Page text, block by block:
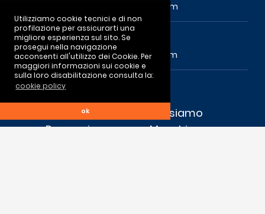
Utilizziamo cookie tecnici e di non
profilazione per assicurarti una
migliore esperienza sul sito. Se
prosegui nella navigazione
acconsenti all'utilizzo dei Cookie. Per
maggiori informazioni sui cookie e
sulla loro disabilitazione consulta la:
cookie policy
ok
commercialeestero@nuovafaos.com
ufficiocommerciale@nuovafaos.com
Link
Chi siamo
Processi
Macchine